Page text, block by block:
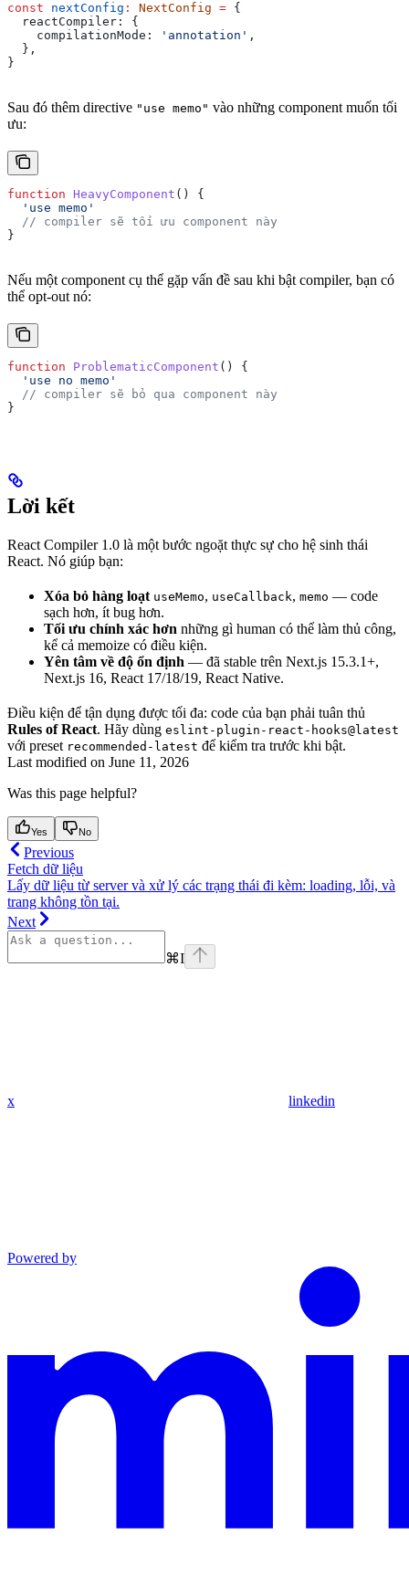
const nextConfig : NextConfig = {
  reactCompiler:
{
    compilationMode:
'annotation' ,
  },
}
Sau đó thêm directive "use memo" vào những component muốn tối
ưu:
function HeavyComponent () {
  'use memo'
  // compiler sẽ tối ưu component này
}
Nếu một component cụ thể gặp vấn đề sau khi bật compiler, bạn có
thể opt-out nó:
function ProblematicComponent () {
  'use no memo'
  // compiler sẽ bỏ qua component này
}
Lời kết
React Compiler 1.0 là một bước ngoặt thực sự cho hệ sinh thái
React. Nó giúp bạn:
Xóa bỏ hàng loạt useMemo, useCallback, memo — code
sạch hơn, ít bug hơn.
Tối ưu chính xác hơn những gì human có thể làm thủ công,
kể cả memoize có điều kiện.
Yên tâm về độ ổn định — đã stable trên Next.js 15.3.1+,
Next.js 16, React 17/18/19, React Native.
Điều kiện để tận dụng được tối đa: code của bạn phải tuân thủ
Rules of React. Hãy dùng eslint-plugin-react-hooks@latest
với preset recommended-latest để kiểm tra trước khi bật.
Last modified on June 11, 2026
Was this page helpful?
Yes No
Previous
Fetch dữ liệu
Lấy dữ liệu từ server và xử lý các trạng thái đi kèm: loading, lỗi, và
trang không tồn tại.
Next
⌘I
x linkedin
Powered by